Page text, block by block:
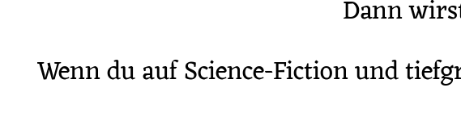
Dann
Wenn du auf Science-Fiction und